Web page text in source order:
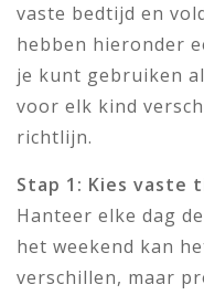
vaste bedtijd en
hebben hieronder
je kunt gebruiken
voor elk kind
richtlijn.
Stap 1: Kies vaste
Hanteer elke dag
het weekend kan
verschillen, maar